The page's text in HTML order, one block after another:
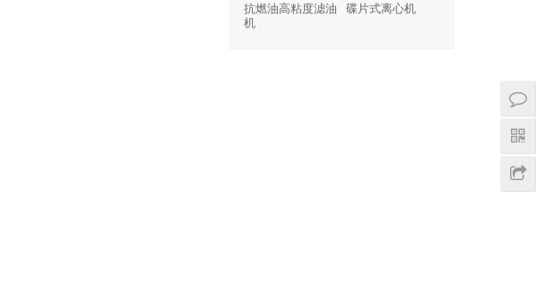
抗燃油高粘度滤油
机
碟片式离心机